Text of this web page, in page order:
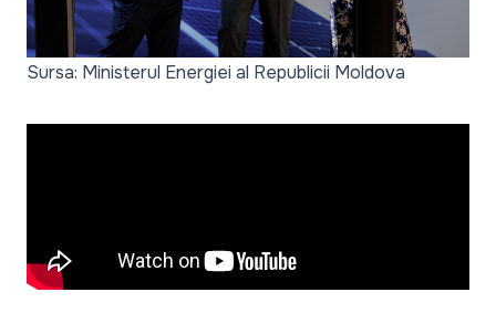
Sursa: Ministerul Energiei al Republicii Moldova